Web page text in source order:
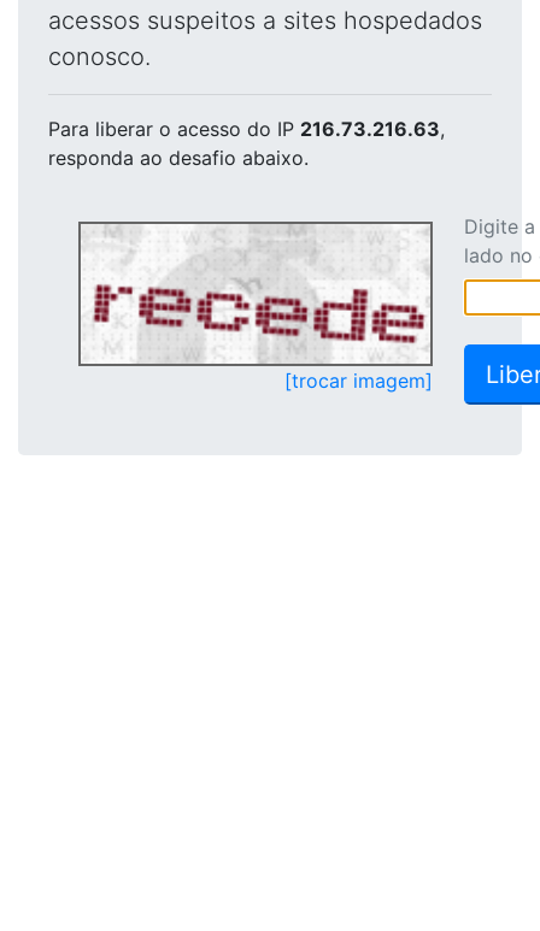
acessos suspeitos a sites hospedados
conosco.
Para liberar o acesso do IP 216.73.216.63,
responda ao desafio abaixo.
[trocar imagem]
Digite
lado no